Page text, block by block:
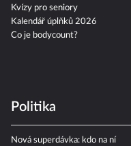
Kvízy pro seniory
Kalendář úplňků 2026
Co je bodycount?
Politika
Nová superdávka: kdo na ní